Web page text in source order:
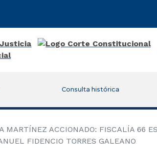
Consulta histórica
ACCIONADO: FISCALÍA 66
FIDENCIO TORRES GALEANO